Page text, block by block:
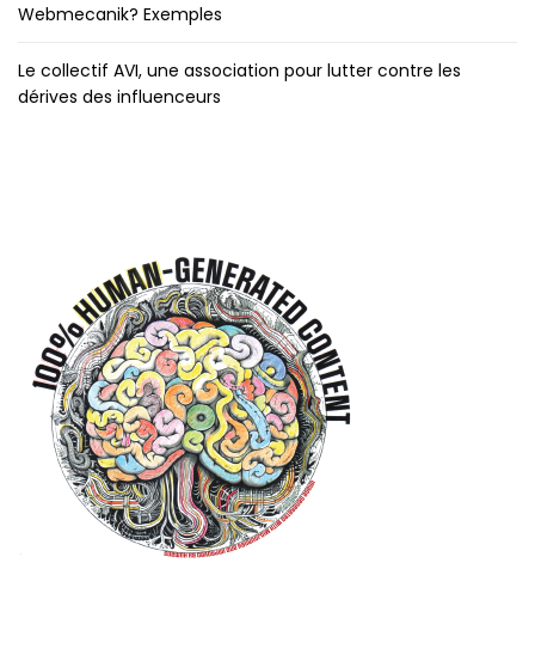
Webmecanik? Exemples
Le collectif AVI, une association pour lutter contre les
dérives des influenceurs